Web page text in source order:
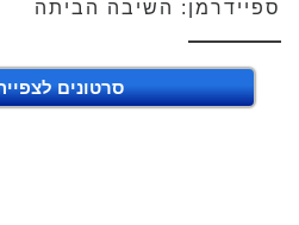
ספיידרמן: השיבה הביתה
סרטונים